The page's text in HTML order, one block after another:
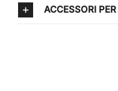
ACCESSORI